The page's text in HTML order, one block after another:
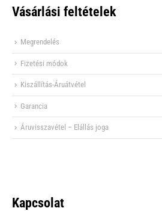
Vásárlási feltételek
Megrendelés
Fizetési módok
Kiszállítás-Áruátvétel
Garancia
Áruvisszavétel – Elállás joga
Kapcsolat